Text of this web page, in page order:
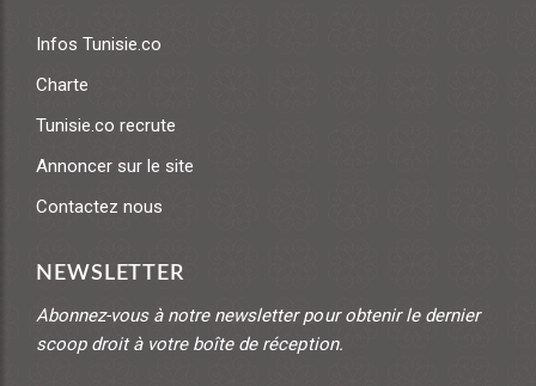
Infos Tunisie.co
Charte
Tunisie.co recrute
Annoncer sur le site
Contactez nous
NEWSLETTER
Abonnez-vous à notre newsletter pour obtenir le dernier
scoop droit à votre boîte de réception.